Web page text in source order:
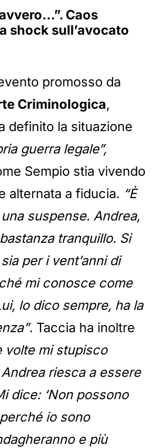
Caos
shock sull’avocato
promosso da
Criminologica,
definito la situazione
guerra legale”,
Sempio stia vivendo
alternata a fiducia. “È
suspense. Andrea,
tranquillo. Si
per i vent’anni di
mi conosce come
lo dico sempre, ha la
. Taccia ha inoltre
volte mi stupisco
riesca a essere
dice: ‘Non possono
io sono
e più